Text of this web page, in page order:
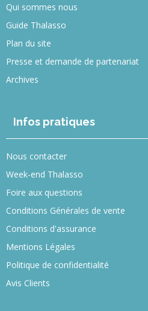
Qui sommes nous
Guide Thalasso
Plan du site
Presse et demande de partenariat
Archives
Infos pratiques
Nous contacter
Week-end Thalasso
Foire aux questions
Conditions Générales de vente
Conditions d'assurance
Mentions Légales
Politique de confidentialité
Avis Clients